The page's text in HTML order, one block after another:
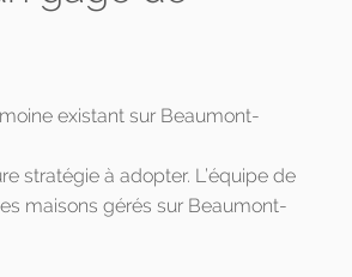
existant sur Beaumont-
stratégie à adopter. L’équipe de
maisons gérés sur Beaumont-